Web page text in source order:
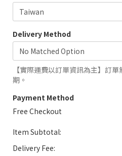
Delivery Method
【實際運費以訂單資訊為主】訂
期。
Payment Method
Free Checkout
Item Subtotal:
Delivery Fee: